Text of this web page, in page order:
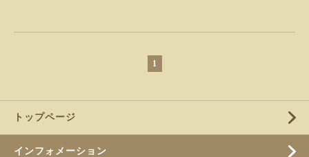
1
トップページ
インフォメーション